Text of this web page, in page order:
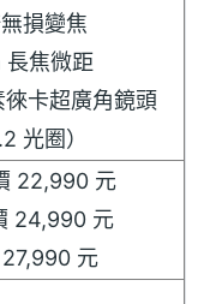
損變焦
焦微距
卡超廣角鏡頭
光圈）
22,990 元
24,990 元
27,990 元